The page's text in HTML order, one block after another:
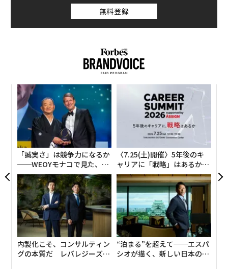
無料登録
「誠実さ」は競争力になるか
──WEOYモナコで見た、く
ら寿司の経営哲学
〈7.25(土)開催〉5年後のキ
ャリアに「戦略」はあるか。
トップエグゼクティブのキャ
リアに触れる1日│CAREER S
UMMIT 2026
内製化こそ、コンサルティン
グの本質だ レバレジーズが
“泊まる”を超えて──エスパ
シオが描く、新しい日本のラ